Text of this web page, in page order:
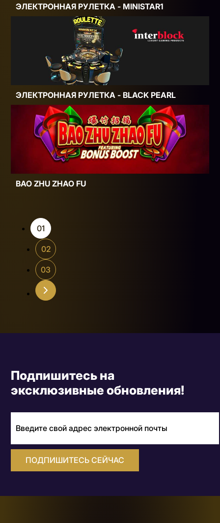
ЭЛЕКТРОННАЯ РУЛЕТКА - MINISTAR1
ЭЛЕКТРОННАЯ РУЛЕТКА - BLACK PEARL
BAO ZHU ZHAO FU
01
02
03
Подпишитесь на
эксклюзивные обновления!
ПОДПИШИТЕСЬ СЕЙЧАС